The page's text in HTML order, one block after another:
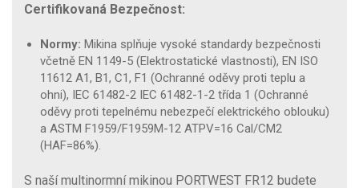
Certifikovaná Bezpečnost:
Normy: Mikina splňuje vysoké standardy bezpečnosti
včetně EN 1149-5 (Elektrostatické vlastnosti), EN ISO
11612 A1, B1, C1, F1 (Ochranné oděvy proti teplu a
ohni), IEC 61482-2 IEC 61482-1-2 třída 1 (Ochranné
oděvy proti tepelnému nebezpečí elektrického oblouku)
a ASTM F1959/F1959M-12 ATPV=16 Cal/CM2
(HAF=86%).
S naší multinormní mikinou PORTWEST FR12 budete